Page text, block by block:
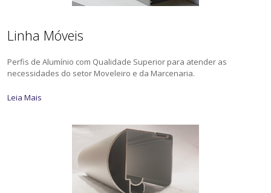
Linha Móveis
Perfis de Alumínio com Qualidade Superior para atender as
necessidades do setor Moveleiro e da Marcenaria.
Leia Mais